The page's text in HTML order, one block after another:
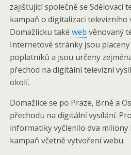
zajišťující společně se Sdělovací
kampaň o digitalizaci televizního
Domažlicku také web věnovaný
Internetové stránky jsou placeny
poplatníků a jsou určeny
přechod na digitální televizní
okolí.
Domažlice se po Praze, Brně a
přechodu na digitální vysílání.
informatiky vyčlenilo dva
kampaň včetně vytvoření webu.